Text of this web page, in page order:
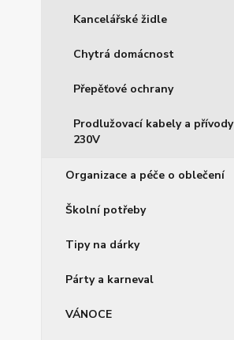
Kancelářské židle
Chytrá domácnost
Přepěťové ochrany
Prodlužovací kabely a přívody
230V
Organizace a péče o oblečení
Školní potřeby
Tipy na dárky
Párty a karneval
VÁNOCE